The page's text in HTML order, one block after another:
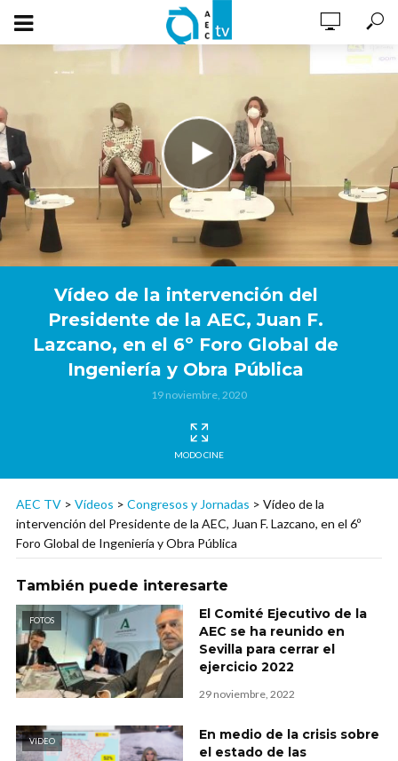
Vídeo de la intervención del
Presidente de la AEC, Juan F.
Lazcano, en el 6º Foro Global de
Ingeniería y Obra Pública
19 noviembre, 2020
MODO CINE
AEC TV > Vídeos > Congresos y Jornadas > Vídeo de la
intervención del Presidente de la AEC, Juan F. Lazcano, en el 6º
Foro Global de Ingeniería y Obra Pública
También puede interesarte
FOTOS
El Comité Ejecutivo de la
AEC se ha reunido en
Sevilla para cerrar el
ejercicio 2022
29 noviembre, 2022
VIDEO
En medio de la crisis sobre
el estado de las